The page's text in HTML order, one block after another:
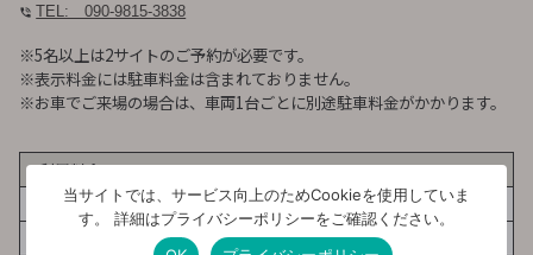
TEL: 090-9815-3838
※5名以上は2サイトのご予約が必要です。
※表示料金には駐車料金は含まれておりません。
※お車でご来場の場合は、車両1台ごとに別途駐車料金がかかります。
利用料金
1サイト 4名まで（未就学児無料）
当サイトでは、サービス向上のためCookieを使用していま
す。 詳細はプライバシーポリシーをご確認ください。